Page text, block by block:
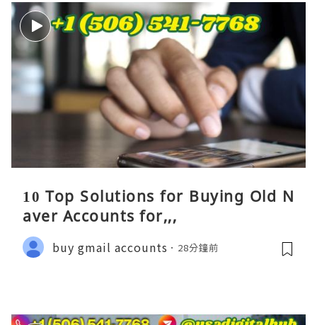
10 Top Solutions for Buying Old N
aver Accounts for,,,
buy gmail accounts 28分鐘前